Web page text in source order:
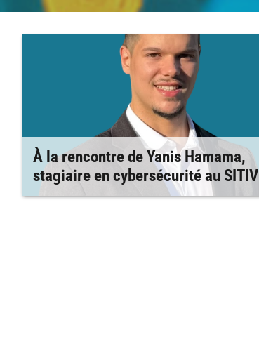
À la rencontre de Yanis Hamama,
stagiaire en cybersécurité au SITIV